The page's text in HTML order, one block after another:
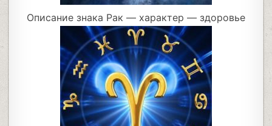
Описание знака Рак — характер — здоровье